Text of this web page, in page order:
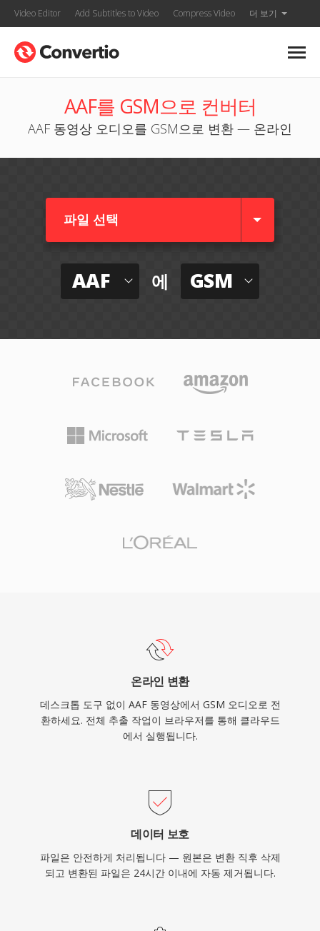
Video Editor Add Subtitles to Video Compress Video 더 보기
AAF를 GSM으로 컨버터
AAF 동영상 오디오를 GSM으로 변환 — 온라인
파일 선택
AAF 에 GSM
온라인 변환
데스크톱 도구 없이 AAF 동영상에서 GSM 오디오로 전
환하세요. 전체 추출 작업이 브라우저를 통해 클라우드
에서 실행됩니다.
데이터 보호
파일은 안전하게 처리됩니다 — 원본은 변환 직후 삭제
되고 변환된 파일은 24시간 이내에 자동 제거됩니다.